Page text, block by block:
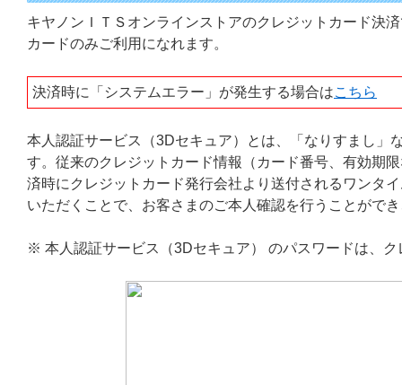
キヤノンＩＴＳオンラインストアのクレジットカード決
カードのみご利用になれます。
決済時に「システムエラー」が発生する場合はこちら
本人認証サービス（3Dセキュア）とは、「なりすまし」
す。従来のクレジットカード情報（カード番号、有効期
済時にクレジットカード発行会社より送付されるワンタ
いただくことで、お客さまのご本人確認を行うことがで
※ 本人認証サービス（3Dセキュア） のパスワードは、